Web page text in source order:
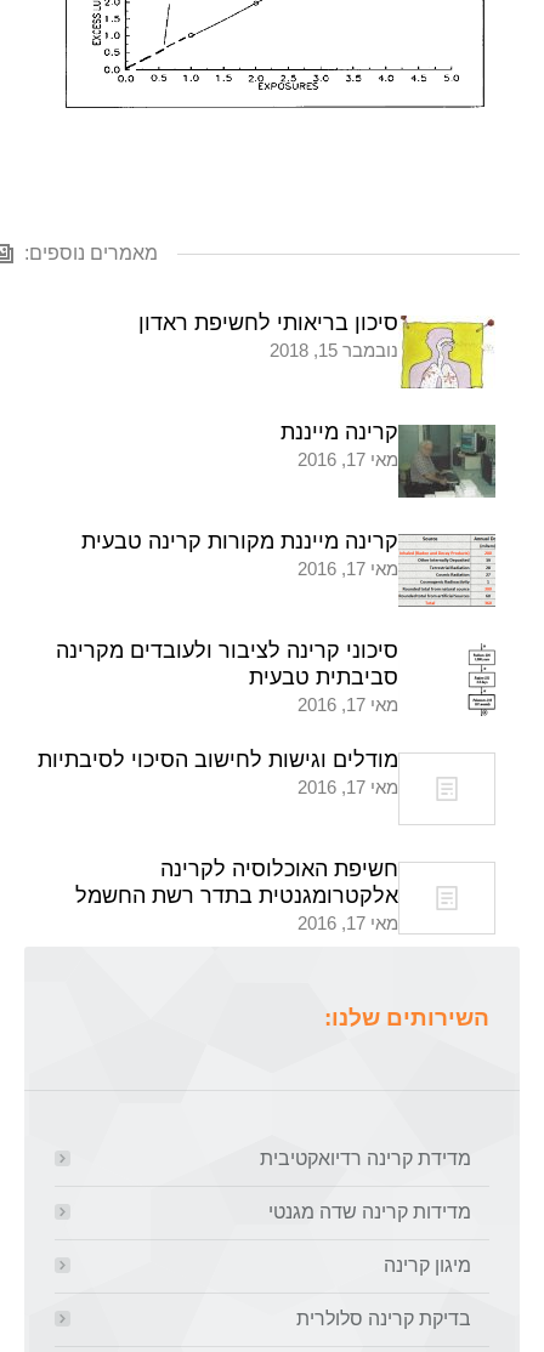
מאמרים נוספים:
סיכון בריאותי לחשיפת ראדון
נובמבר 15, 2018
קרינה מייננת
מאי 17, 2016
קרינה מייננת מקורות קרינה טבעית
מאי 17, 2016
סיכוני קרינה לציבור ולעובדים מקרינה
סביבתית טבעית
מאי 17, 2016
מודלים וגישות לחישוב הסיכוי לסיבתיות
מאי 17, 2016
חשיפת האוכלוסיה לקרינה
אלקטרומגנטית בתדר רשת החשמל
מאי 17, 2016
השירותים שלנו:
מדידת קרינה רדיואקטיבית
מדידות קרינה שדה מגנטי
מיגון קרינה
בדיקת קרינה סלולרית